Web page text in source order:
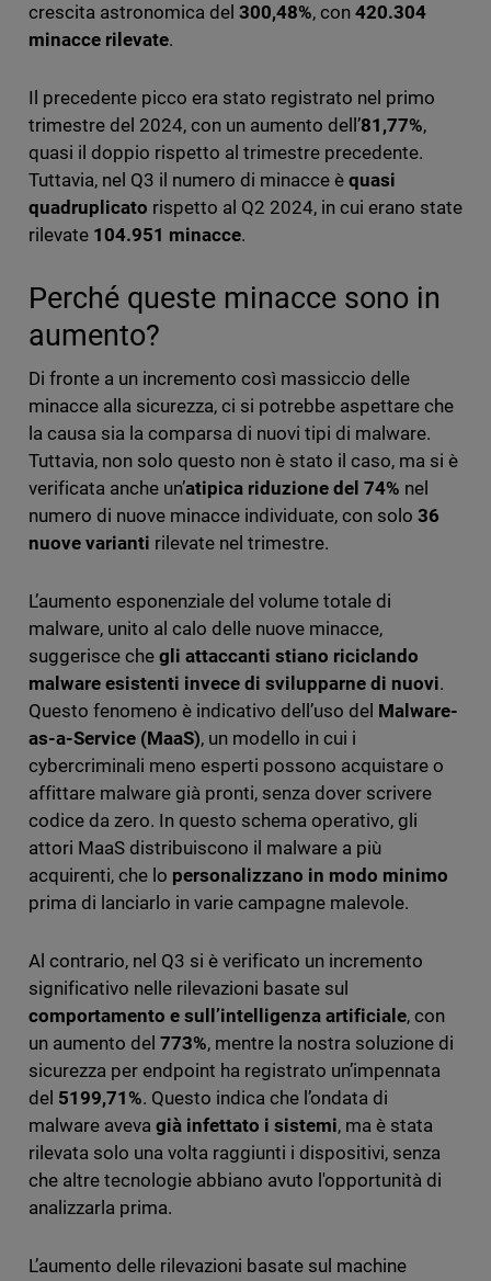
crescita astronomica del 300,48%, con420.304
minacce rilevate.
Il precedente picco era stato registrato nel primo
trimestre del 2024, con un aumento dell’81,77%,
quasi il doppio rispetto al trimestre precedente.
Tuttavia, nel Q3 il numero di minacce èquasi
quadruplicato rispetto al Q2 2024, in cui erano state
rilevate 104.951 minacce.
Perché queste minacce sono in
aumento?
Di fronte a un incremento così massiccio delle
minacce alla sicurezza, ci si potrebbe aspettare che
la causa sia la comparsa di nuovi tipi di malware.
Tuttavia, non solo questo non è stato il caso, ma si è
verificata anche un’atipica riduzione del 74% nel
numero di nuove minacce individuate, con solo36
nuove varianti rilevate nel trimestre.
L’aumento esponenziale del volume totale di
malware, unito al calo delle nuove minacce,
suggerisce che gli attaccanti stiano riciclando
malware esistenti invece di svilupparne di nuovi.
Questo fenomeno è indicativo dell’uso del Malware-
as-a-Service (MaaS), un modello in cui i
cybercriminali meno esperti possono acquistare o
affittare malware già pronti, senza dover scrivere
codice da zero. In questo schema operativo, gli
attori MaaS distribuiscono il malware a più
acquirenti, che lo personalizzano in modo minimo
prima di lanciarlo in varie campagne malevole.
Al contrario, nel Q3 si è verificato un incremento
significativo nelle rilevazioni basate sul
comportamento e sull’intelligenza artificiale, con
un aumento del 773%, mentre la nostra soluzione di
sicurezza per endpoint ha registrato un’impennata
del 5199,71%. Questo indica che l’ondata di
malware aveva già infettato i sistemi, ma è stata
rilevata solo una volta raggiunti i dispositivi, senza
che altre tecnologie abbiano avuto l'opportunità di
analizzarla prima.
L’aumento delle rilevazioni basate sul machine